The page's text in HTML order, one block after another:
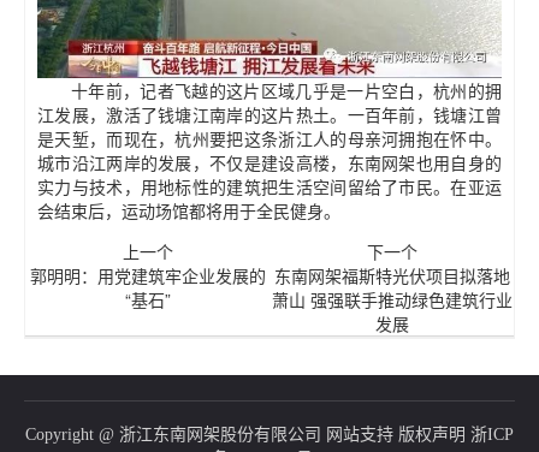
十年前，记者飞越的这片区域几乎是一片空白，杭州的拥
江发展，激活了钱塘江南岸的这片热土。一百年前，钱塘江曾
是天堑，而现在，杭州要把这条浙江人的母亲河拥抱在怀中。
城市沿江两岸的发展，不仅是建设高楼，东南网架也用自身的
实力与技术，用地标性的建筑把生活空间留给了市民。在亚运
会结束后，运动场馆都将用于全民健身。
上一个
郭明明：用党建筑牢企业发展的
“基石”
下一个
东南网架福斯特光伏项目拟落地
萧山 强强联手推动绿色建筑行业
发展
Copyright @ 浙江东南网架股份有限公司 网站支持 版权声明 浙ICP